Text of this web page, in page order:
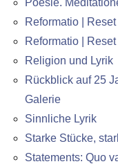
Reformatio | Reset
Reformatio |
Religion und Lyrik
Rückblick auf 25
Galerie
Sinnliche Lyrik
Starke Stücke,
Statements: Quo